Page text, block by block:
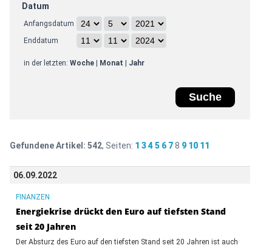
Datum
Anfangsdatum
Enddatum
in der letzten: Woche| Monat Jahr
Gefundene Artikel: 542, Seiten: 1 3 4 5 6 7 8 9 10 11
06.09.2022
FINANZEN
Energiekrise drückt den Euro auf tiefsten Stand
seit 20 Jahren
Der Absturz des Euro auf den tiefsten Stand seit 20 Jahren ist auch